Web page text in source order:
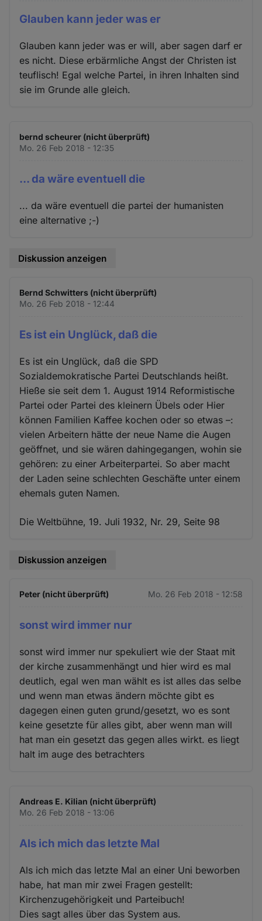
Glauben kann jeder was er
Glauben kann jeder was er will, aber sagen darf er
es nicht. Diese erbärmliche Angst der Christen ist
teuflisch! Egal welche Partei, in ihren Inhalten sind
sie im Grunde alle gleich.
bernd scheurer (nicht überprüft)
Mo. 26 Feb 2018 - 12:35
... da wäre eventuell die
... da wäre eventuell die partei der humanisten
eine alternative ;-)
Diskussion anzeigen
Bernd Schwitters (nicht überprüft)
Mo. 26 Feb 2018 - 12:44
Es ist ein Unglück, daß die
Es ist ein Unglück, daß die SPD
Sozialdemokratische Partei Deutschlands heißt.
Hieße sie seit dem 1. August 1914 Reformistische
Partei oder Partei des kleinern Übels oder Hier
können Familien Kaffee kochen oder so etwas –:
vielen Arbeitern hätte der neue Name die Augen
geöffnet, und sie wären dahingegangen, wohin sie
gehören: zu einer Arbeiterpartei. So aber macht
der Laden seine schlechten Geschäfte unter einem
ehemals guten Namen.
Die Weltbühne, 19. Juli 1932, Nr. 29, Seite 98
Diskussion anzeigen
Peter (nicht überprüft) Mo. 26 Feb 2018 - 12:58
sonst wird immer nur
sonst wird immer nur spekuliert wie der Staat mit
der kirche zusammenhängt und hier wird es mal
deutlich, egal wen man wählt es ist alles das selbe
und wenn man etwas ändern möchte gibt es
dagegen einen guten grund/gesetzt, wo es sont
keine gesetzte für alles gibt, aber wenn man will
hat man ein gesetzt das gegen alles wirkt. es liegt
halt im auge des betrachters
Andreas E. Kilian (nicht überprüft)
Mo. 26 Feb 2018 - 13:06
Als ich mich das letzte Mal
Als ich mich das letzte Mal an einer Uni beworben
habe, hat man mir zwei Fragen gestellt:
Kirchenzugehörigkeit und Parteibuch!
Dies sagt alles über das System aus.